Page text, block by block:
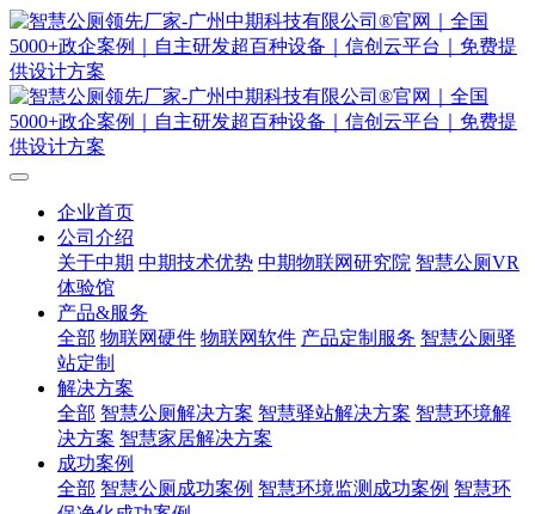
企业首页
公司介绍
关于中期 中期技术优势 中期物联网研究院 智慧公厕VR
体验馆
产品&服务
全部 物联网硬件 物联网软件 产品定制服务 智慧公厕驿
站定制
解决方案
全部 智慧公厕解决方案 智慧驿站解决方案 智慧环境解
决方案 智慧家居解决方案
成功案例
全部 智慧公厕成功案例 智慧环境监测成功案例 智慧环